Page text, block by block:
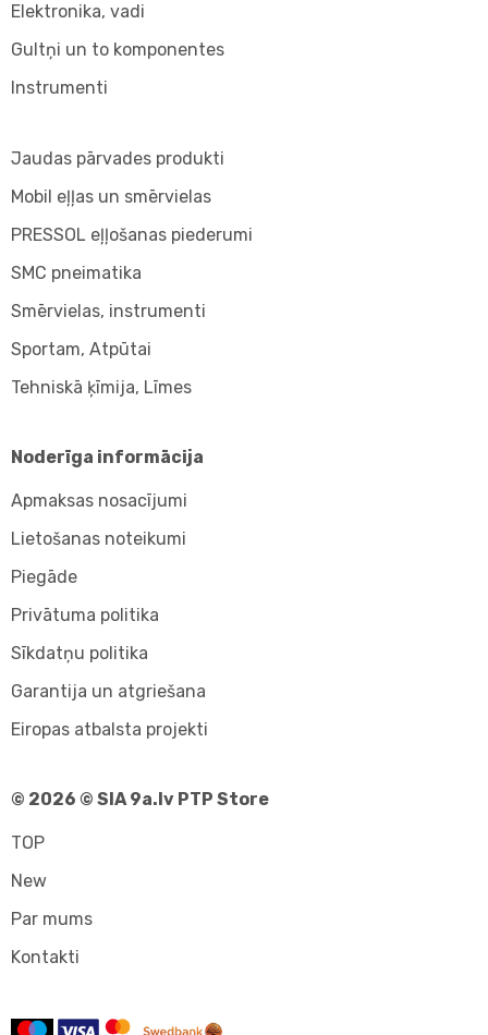
Elektronika, vadi
Gultņi un to komponentes
Instrumenti
Jaudas pārvades produkti
Mobil eļļas un smērvielas
PRESSOL eļļošanas piederumi
SMC pneimatika
Smērvielas, instrumenti
Sportam, Atpūtai
Tehniskā ķīmija, Līmes
Noderīga informācija
Apmaksas nosacījumi
Lietošanas noteikumi
Piegāde
Privātuma politika
Sīkdatņu politika
Garantija un atgriešana
Eiropas atbalsta projekti
© 2026 © SIA 9a.lv PTP Store
TOP
New
Par mums
Kontakti